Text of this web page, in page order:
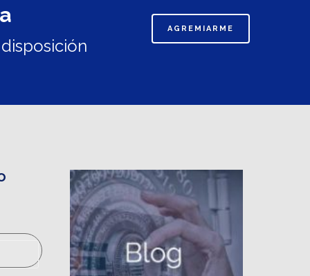
AGREMIARME